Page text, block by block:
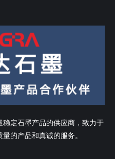
定石墨产品的供应商，致力于
的产品和真诚的服务。